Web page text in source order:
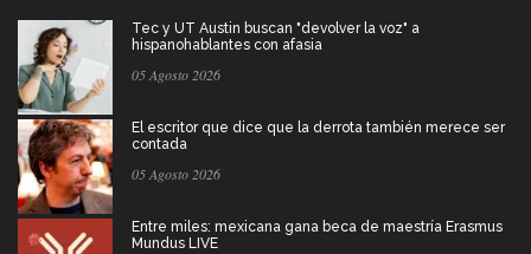
Tec y UT Austin buscan "devolver la voz" a
hispanohablantes con afasia
05 Agosto 2026
El escritor que dice que la derrota también merece ser
contada
05 Agosto 2026
Entre miles: mexicana gana beca de maestría Erasmus
Mundus LIVE